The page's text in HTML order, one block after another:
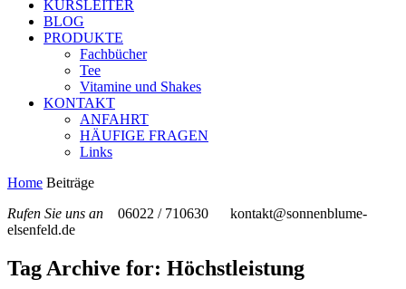
KURSLEITER
BLOG
PRODUKTE
Fachbücher
Tee
Vitamine und Shakes
KONTAKT
ANFAHRT
HÄUFIGE FRAGEN
Links
Home Beiträge
Rufen Sie uns an
06022 / 710630
kontakt@sonnenblume-
elsenfeld.de
Tag Archive for: Höchstleistung